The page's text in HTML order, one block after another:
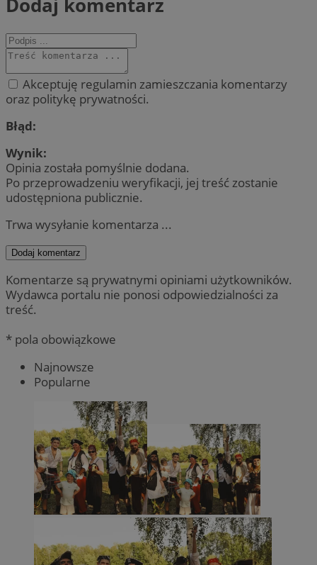
Dodaj komentarz
Akceptuję regulamin zamieszczania komentarzy
oraz politykę prywatności.
Błąd:
Wynik:
Opinia została pomyślnie dodana.
Po przeprowadzeniu weryfikacji, jej treść zostanie
udostępniona publicznie.
Trwa wysyłanie komentarza ...
Dodaj komentarz
Komentarze są prywatnymi opiniami użytkowników.
Wydawca portalu nie ponosi odpowiedzialności za
treść.
* pola obowiązkowe
Najnowsze
Popularne